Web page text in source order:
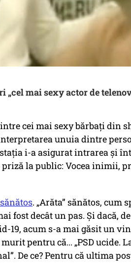
„cel mai sexy actor de
cei mai sexy bărbați din
unuia dintre
i-a asigurat intrarea și
la public: Vocea inimii,
. „Arăta” sănătos, cum
fost decât un pas. Și dacă,
acum s-a mai găsit un
pentru că... „PSD ucide.
De ce? Pentru că ultima